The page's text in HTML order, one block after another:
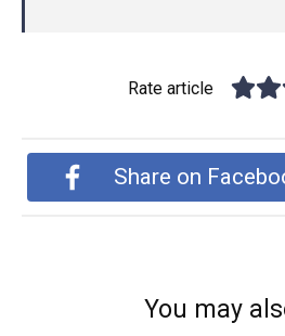
Rate article
Share on
You may